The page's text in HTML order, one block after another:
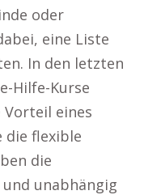
oder
eine Liste
In den letzten
Hilfe-Kurse
eines
die flexible
die
unabhängig